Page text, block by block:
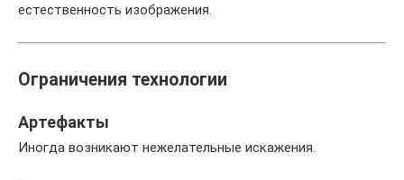
естественность изображения.
Ограничения технологии
Артефакты
Иногда возникают нежелательные искажения.